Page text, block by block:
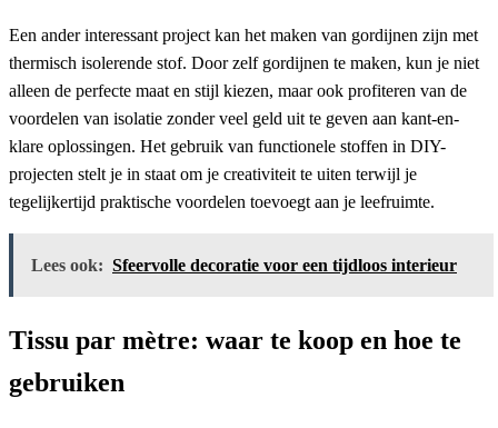
Een ander interessant project kan het maken van gordijnen zijn met
thermisch isolerende stof. Door zelf gordijnen te maken, kun je niet
alleen de perfecte maat en stijl kiezen, maar ook profiteren van de
voordelen van isolatie zonder veel geld uit te geven aan kant-en-
klare oplossingen. Het gebruik van functionele stoffen in DIY-
projecten stelt je in staat om je creativiteit te uiten terwijl je
tegelijkertijd praktische voordelen toevoegt aan je leefruimte.
Lees ook: Sfeervolle decoratie voor een tijdloos interieur
Tissu par mètre: waar te koop en hoe te
gebruiken